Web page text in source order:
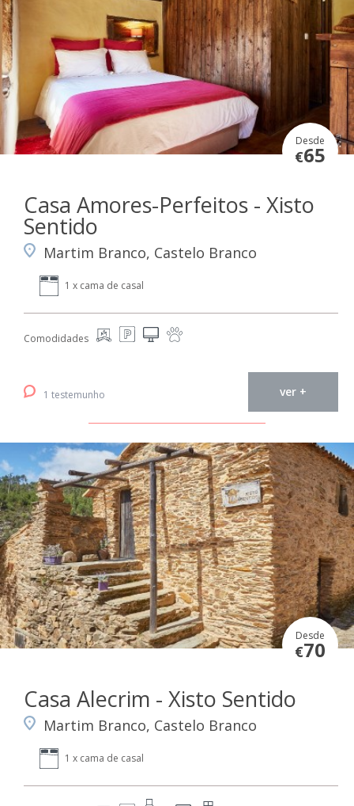
Desde
€65
Casa Amores-Perfeitos - Xisto
Sentido
Martim Branco, Castelo Branco
1 x cama de casal
Comodidades
1 testemunho ver +
Desde
€70
Casa Alecrim - Xisto Sentido
Martim Branco, Castelo Branco
1 x cama de casal